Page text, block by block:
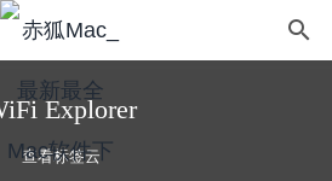
Explorer
查看标签云